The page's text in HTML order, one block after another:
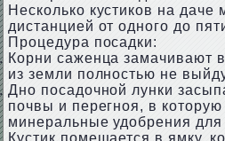
Несколько кустиков на даче
дистанцией от одного до
Процедура посадки:
Корни саженца замачивают
из земли полностью не
Дно посадочной лунки
почвы и перегноя, в
минеральные удобрения для
Кустик помещается в ямку,